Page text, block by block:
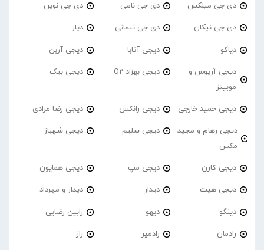
دی جی میلکس دی جی نامی دی جی نوین
دی جی نیکان دی جی نیمانی دیار
دیاکو دیجی آتابا دیجی آربن
دیجی آریوس و
موبیتز
دیجی بهزاد O2 دیجی بیک
دیجی حمید خارجی دیجی رانکس دیجی رضا مرادی
دیجی رهام و مجید
مکس
دیجی سلیم دیجی شهباز
دیجی کارن دیجی مپ دیجی همایون
دیجی هیت دیدار دیدار و مهرداد
دینگو دیهو رابین رضایی
رادمان رادمیر راز